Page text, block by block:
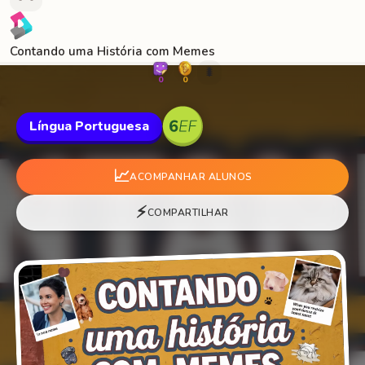
Contando uma História com Memes
0 0 🐛
Língua Portuguesa
📈ACOMPANHAR ALUNOS
⚡COMPARTILHAR